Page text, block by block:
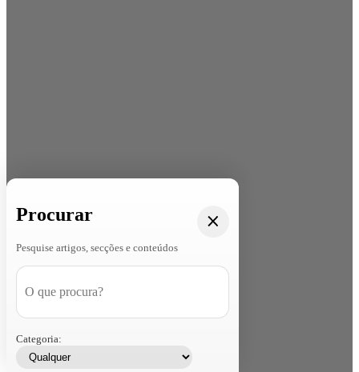
Procurar
Pesquise artigos, secções e conteúdos
Categoria: